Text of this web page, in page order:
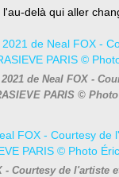
delà qui aller
de Neal FOX -
PARIS ©
- Courtesy de l'artiste